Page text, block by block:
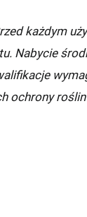
każdym
Nabycie
ochrony